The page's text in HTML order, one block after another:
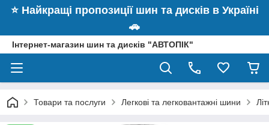
⭐️ Найкращі пропозиції шин та дисків в Україні
🚗
Інтернет-магазин шин та дисків "АВТОПІК"
Товари та послуги Легкові та легковантажні шини